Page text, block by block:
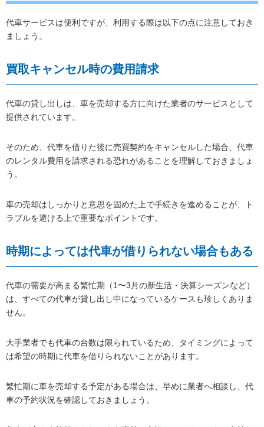
代車サービスは便利ですが、利用する際は以下の点に注意しておき
ましょう。
買取キャンセル時の費用請求
代車の貸し出しは、車を売却する方に向けた業者のサービスとして
提供されています。
そのため、代車を借りた後に売買契約をキャンセルした場合、代車
のレンタル費用を請求される恐れがあることを理解しておきましょ
う。
車の売却はしっかりと意思を固めた上で手続きを進めることが、ト
ラブルを避ける上で重要なポイントです。
時期によっては代車が借りられない場合もある
代車の需要が高まる繁忙期（1〜3月の新生活・決算シーズンなど）
は、すべての代車が貸し出し中になっているケースも珍しくありま
せん。
大手業者でも代車の台数は限られているため、タイミングによって
は希望の時期に代車を借りられないことがあります。
繁忙期に車を売却する予定がある場合は、早めに業者へ相談し、代
車の予約状況を確認しておきましょう。